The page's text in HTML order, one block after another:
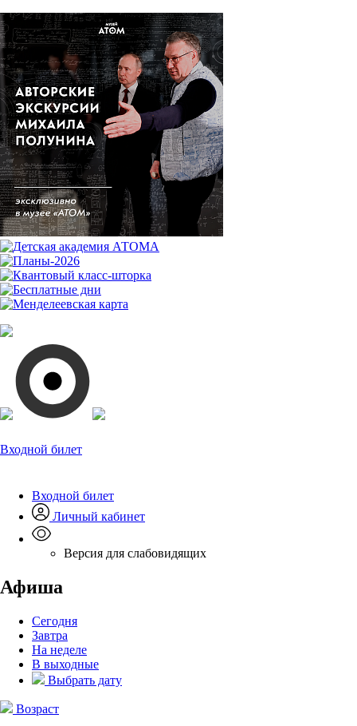
Входной билет
Входной билет
Личный кабинет
Версия для слабовидящих
Афиша
Сегодня
Завтра
На неделе
В выходные
Выбрать дату
Возраст